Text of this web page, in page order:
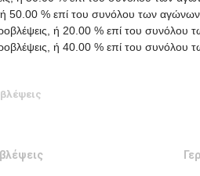
50.00 % επί του συνόλου των αγώνων.
ή 20.00 % επί του συνόλου
ή 40.00 % επί του συνόλου